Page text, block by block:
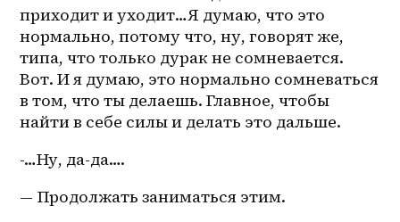
приходит и уходит…Я думаю, что это
нормально, потому что, ну, говорят же,
типа, что только дурак не сомневается.
Вот. И я думаю, это нормально сомневаться
в том, что ты делаешь. Главное, чтобы
найти в себе силы и делать это дальше.
-…Ну, да-да….
— Продолжать заниматься этим.